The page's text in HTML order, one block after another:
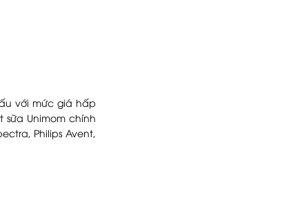
với mức giá hấp
Unimom chính
Philips Avent,